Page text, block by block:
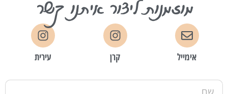
מוזמנות ליצור איתנו קשר
אימייל קרן עירית